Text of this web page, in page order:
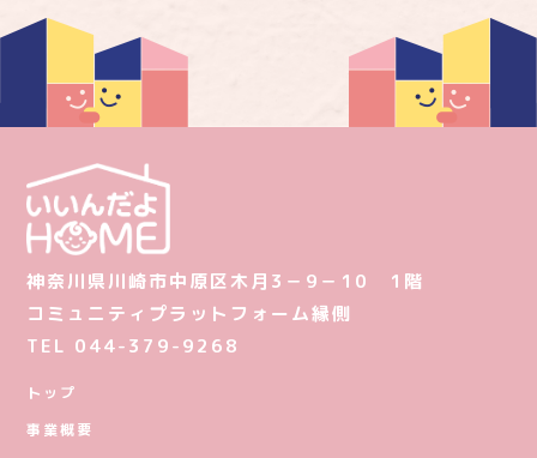
神奈川県川崎市中原区木月3－9－10 1階
コミュニティプラットフォーム縁側
TEL 044-379-9268
トップ
事業概要